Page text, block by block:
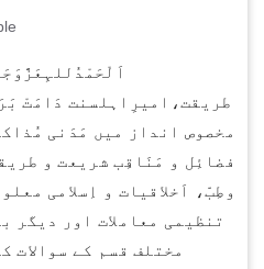
طریقت،امیرِاہلسنت دَامَتْ
مخصوص انداز میں مَدَنی
فضائِل و مَنَاقِب شریعت و
وطِبّ، اَخلاقیات و اِسلامی
تنظیمی معاملات اور دیگر
مختلف قسم کے سوالات